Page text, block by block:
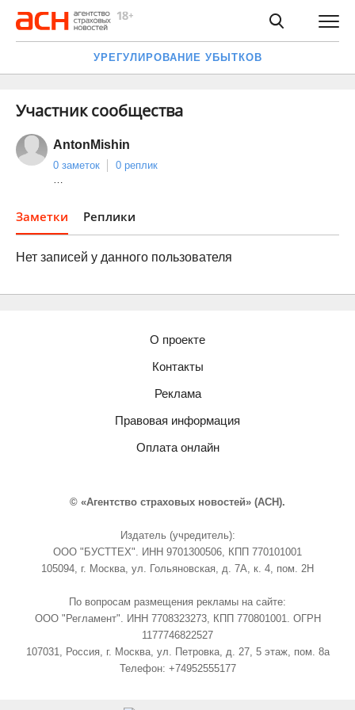
УРЕГУЛИРОВАНИЕ УБЫТКОВ
Участник сообщества
AntonMishin
0 заметок
0 реплик
…
Заметки Реплики
Нет записей у данного пользователя
О проекте
Контакты
Реклама
Правовая информация
Оплата онлайн
© «Агентство страховых новостей» (АСН).
Издатель (учредитель):
ООО "БУСТТЕХ". ИНН 9701300506, КПП 770101001
105094, г. Москва, ул. Гольяновская, д. 7А, к. 4, пом. 2Н
По вопросам размещения рекламы на сайте:
ООО "Регламент". ИНН 7708323273, КПП 770801001. ОГРН
1177746822527
107031, Россия, г. Москва, ул. Петровка, д. 27, 5 этаж, пом. 8а
Телефон: +74952555177